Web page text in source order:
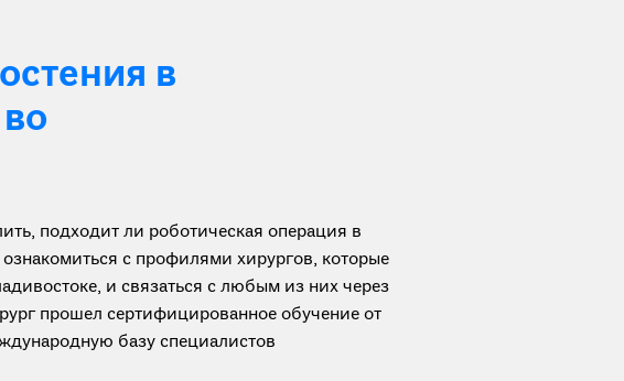
в
подходит ли роботическая операция в
с профилями хирургов, которые
и связаться с любым из них через
прошел сертифицированное обучение от
базу специалистов